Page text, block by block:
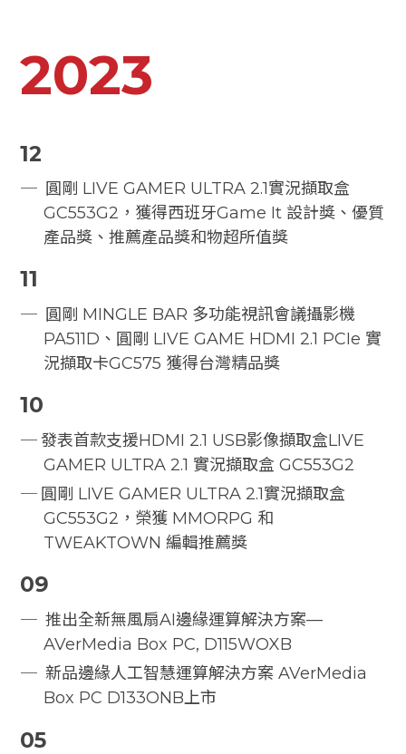
2023
12
圓剛 LIVE GAMER ULTRA 2.1實況擷取盒
GC553G2，獲得西班牙Game It 設計獎、優質
產品獎、推薦產品獎和物超所值獎
11
圓剛 MINGLE BAR 多功能視訊會議攝影機
PA511D、圓剛 LIVE GAME HDMI 2.1 PCIe 實
況擷取卡GC575 獲得台灣精品獎
10
發表首款支援HDMI 2.1 USB影像擷取盒LIVE
GAMER ULTRA 2.1 實況擷取盒 GC553G2
圓剛 LIVE GAMER ULTRA 2.1實況擷取盒
GC553G2，榮獲 MMORPG 和
TWEAKTOWN 編輯推薦獎
09
推出全新無風扇AI邊緣運算解決方案—
AVerMedia Box PC, D115WOXB
新品邊緣人工智慧運算解決方案 AVerMedia
Box PC D133ONB上市
05